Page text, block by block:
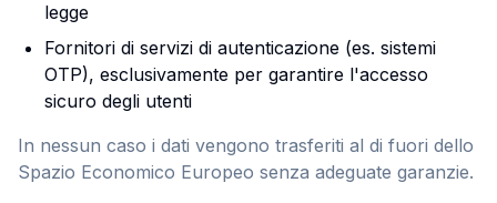
legge
Fornitori di servizi di autenticazione (es. sistemi
OTP), esclusivamente per garantire l'accesso
sicuro degli utenti
In nessun caso i dati vengono trasferiti al di fuori dello
Spazio Economico Europeo senza adeguate garanzie.